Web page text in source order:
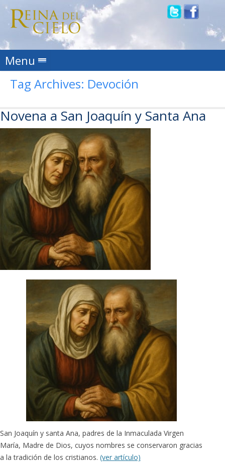
Menu Skip to content
Tag Archives: Devoción
Novena a San Joaquín y Santa Ana
San Joaquín y santa Ana, padres de la Inmaculada Virgen
María, Madre de Dios, cuyos nombres se conservaron gracias
a la tradición de los cristianos. (ver artículo)